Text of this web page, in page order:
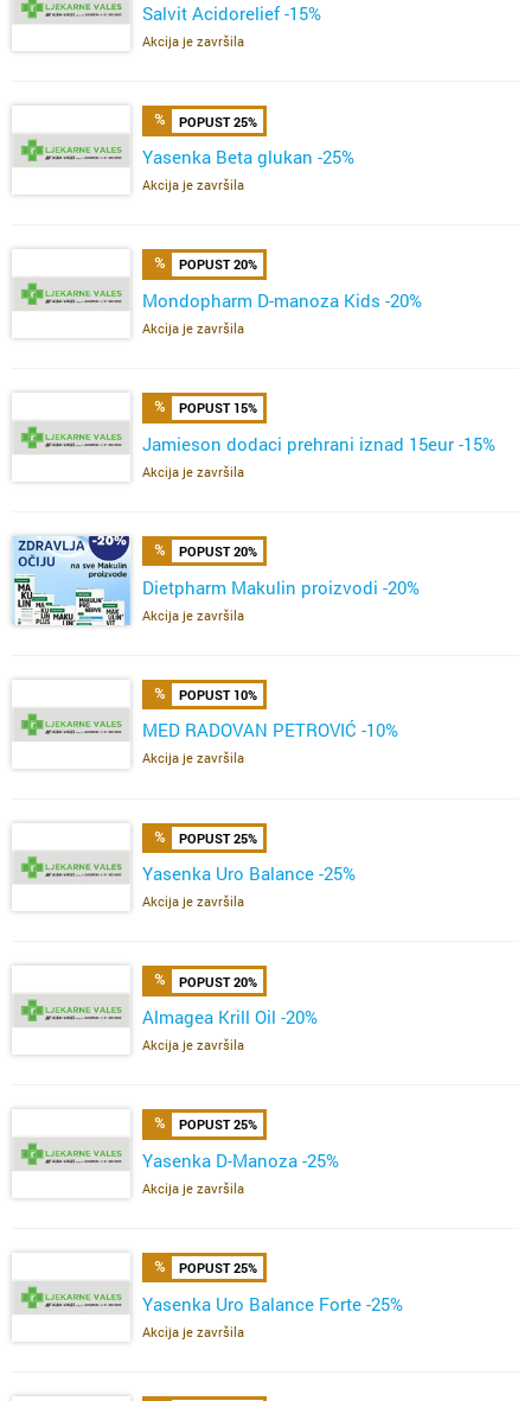
Salvit Acidorelief -15%
Akcija je završila
POPUST 25%
Yasenka Beta glukan -25%
Akcija je završila
POPUST 20%
Mondopharm D-manoza Kids -20%
Akcija je završila
POPUST 15%
Jamieson dodaci prehrani iznad 15eur -15%
Akcija je završila
POPUST 20%
Dietpharm Makulin proizvodi -20%
Akcija je završila
POPUST 10%
MED RADOVAN PETROVIĆ -10%
Akcija je završila
POPUST 25%
Yasenka Uro Balance -25%
Akcija je završila
POPUST 20%
Almagea Krill Oil -20%
Akcija je završila
POPUST 25%
Yasenka D-Manoza -25%
Akcija je završila
POPUST 25%
Yasenka Uro Balance Forte -25%
Akcija je završila